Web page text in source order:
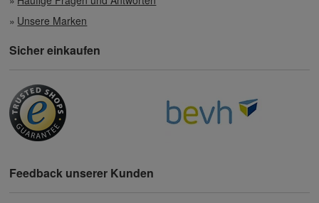
Unsere Marken
Sicher einkaufen
Feedback unserer Kunden